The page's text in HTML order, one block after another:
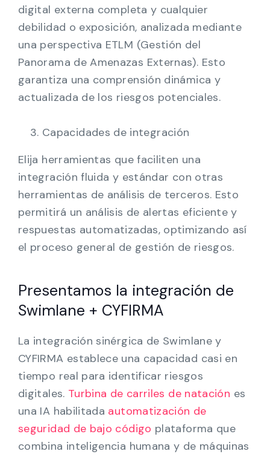
digital externa completa y cualquier
debilidad o exposición, analizada mediante
una perspectiva ETLM (Gestión del
Panorama de Amenazas Externas). Esto
garantiza una comprensión dinámica y
actualizada de los riesgos potenciales.
Capacidades de integración
Elija herramientas que faciliten una
integración fluida y estándar con otras
herramientas de análisis de terceros. Esto
permitirá un análisis de alertas eficiente y
respuestas automatizadas, optimizando así
el proceso general de gestión de riesgos.
Presentamos la integración de
Swimlane + CYFIRMA
La integración sinérgica de Swimlane y
CYFIRMA establece una capacidad casi en
tiempo real para identificar riesgos
digitales. Turbina de carriles de natación es
una IA habilitada automatización de
seguridad de bajo código plataforma que
combina inteligencia humana y de máquinas